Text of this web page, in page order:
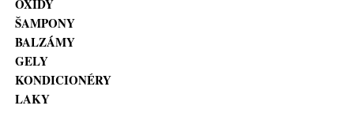
OXIDY
ŠAMPONY
BALZÁMY
GELY
KONDICIONÉRY
LAKY